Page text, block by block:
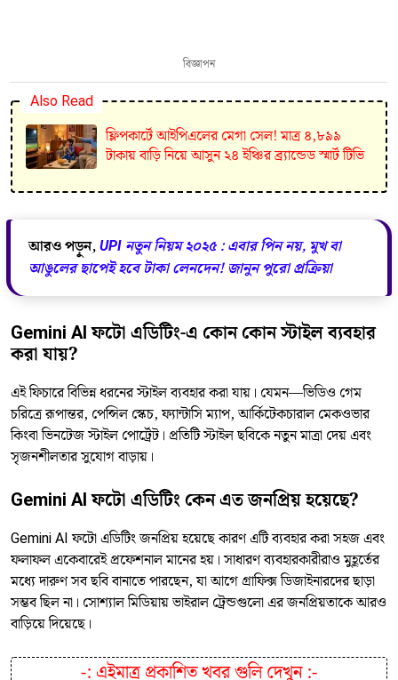
বিজ্ঞাপন
Also Read
ফ্লিপকার্টে আইপিএলের মেগা সেল! মাত্র ৪,৮৯৯
টাকায় বাড়ি নিয়ে আসুন ২৪ ইঞ্চির ব্র্যান্ডেড স্মার্ট টিভি
আরও পড়ুন,UPI নতুন নিয়ম ২০২৫ : এবার পিন নয়, মুখ বা
আঙুলের ছাপেই হবে টাকা লেনদেন! জানুন পুরো প্রক্রিয়া
Gemini AI ফটো এডিটিং-এ কোন কোন স্টাইল ব্যবহার
করা যায়?
এই ফিচারে বিভিন্ন ধরনের স্টাইল ব্যবহার করা যায়। যেমন—ভিডিও গেম
চরিত্রে রূপান্তর, পেন্সিল স্কেচ, ফ্যান্টাসি ম্যাপ, আর্কিটেকচারাল মেকওভার
কিংবা ভিনটেজ স্টাইল পোর্ট্রেট। প্রতিটি স্টাইল ছবিকে নতুন মাত্রা দেয় এবং
সৃজনশীলতার সুযোগ বাড়ায়।
Gemini AI ফটো এডিটিং কেন এত জনপ্রিয় হয়েছে?
Gemini AI ফটো এডিটিং জনপ্রিয় হয়েছে কারণ এটি ব্যবহার করা সহজ এবং
ফলাফল একেবারেই প্রফেশনাল মানের হয়। সাধারণ ব্যবহারকারীরাও মুহূর্তের
মধ্যে দারুণ সব ছবি বানাতে পারছেন, যা আগে গ্রাফিক্স ডিজাইনারদের ছাড়া
সম্ভব ছিল না। সোশ্যাল মিডিয়ায় ভাইরাল ট্রেন্ডগুলো এর জনপ্রিয়তাকে আরও
বাড়িয়ে দিয়েছে।
-: এইমাত্র প্রকাশিত খবর গুলি দেখুন:-